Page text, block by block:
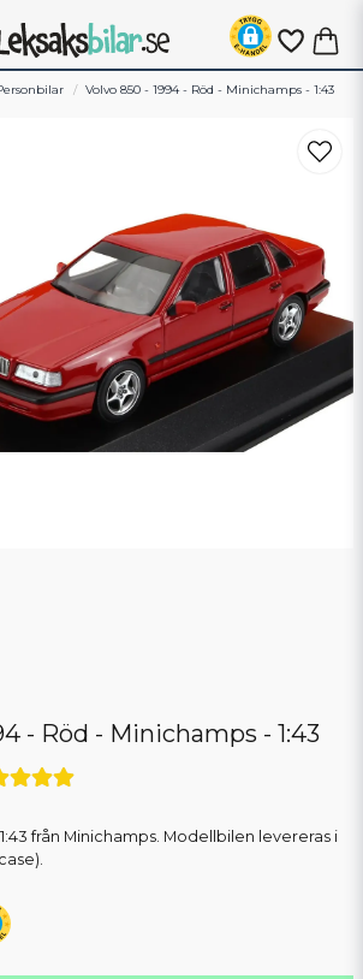
Volvo 850 - 1994 - Röd - Minichamps - 1:43
- Röd - Minichamps - 1:43
från Minichamps. Modellbilen levereras i